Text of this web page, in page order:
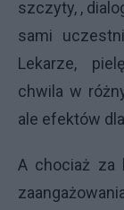
szczyty, ,
sami
Lekarze,
chwila w
ale efektów
A chociaż za